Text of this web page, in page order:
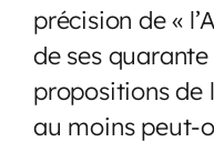
précision de «
de ses
propositions de
au moins peut-